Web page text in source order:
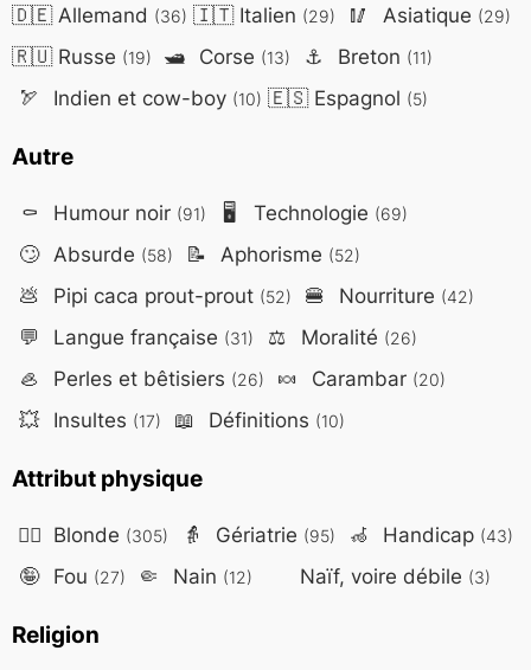
🇩🇪Allemand (36) 🇮🇹Italien (29) 🥢 Asiatique (29)
🇷🇺Russe (19) 🛥️ Corse (13) ⚓ Breton (11)
🏹 Indien et cow-boy (10) 🇪🇸Espagnol (5)
Autre
⚰️ Humour noir (91) 🖥️ Technologie (69)
🙄 Absurde (58) 📝 Aphorisme (52)
💩 Pipi caca prout-prout (52) 🍔 Nourriture (42)
💬 Langue française (31) ⚖️ Moralité (26)
🦪 Perles et bêtisiers (26) 🍬 Carambar (20)
💥 Insultes (17) 📖 Définitions (10)
Attribut physique
👱‍♀️ Blonde (305) 👵 Gériatrie (95) 🦽 Handicap (43)
🤪 Fou (27) 🤏 Nain (12) Naïf, voire débile (3)
Religion